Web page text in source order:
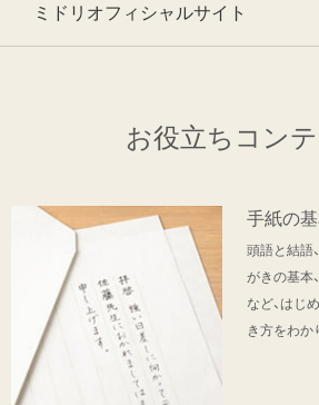
ミドリオフィシャルサイト
お役立ちコン
手紙の
頭語と結語
がきの基本
など、はじ
き方をわか